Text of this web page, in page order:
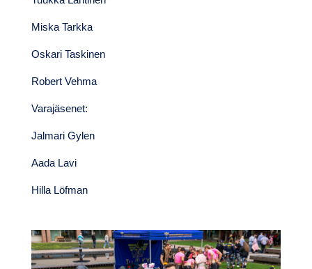
Miska Tarkka
Oskari Taskinen
Robert Vehma
Varajäsenet:
Jalmari Gylen
Aada Lavi
Hilla Löfman